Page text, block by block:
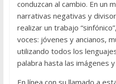
conduzcan al cambio. En un
narrativas negativas y
realizar un trabajo
voces: jóvenes y ancianos,
utilizando todos los
palabra hasta las imágenes
En línea con su llamado a